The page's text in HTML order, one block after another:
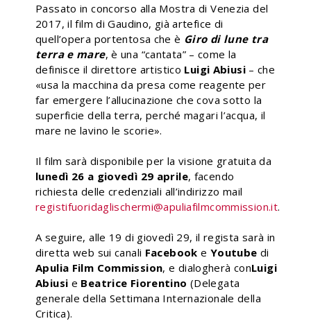
Passato in concorso alla Mostra di Venezia del
2017, il film di Gaudino, già artefice di
quell’opera portentosa che è Giro di lune tra
terra e mare, è una “cantata” – come la
definisce il direttore artistico Luigi Abiusi– che
«usa la macchina da presa come reagente per
far emergere l’allucinazione che cova sotto la
superficie della terra, perché magari l’acqua, il
mare ne lavino le scorie».
Il film sarà disponibile per la visione gratuita da
lunedì 26 a giovedì 29 aprile, facendo
richiesta delle credenziali all’indirizzo mail
registifuoridaglischermi@apuliafilmcommission.it.
A seguire, alle 19 di giovedì 29, il regista sarà in
diretta web sui canali Facebook e Youtube di
Apulia Film Commission, e dialogherà conLuigi
Abiusi e Beatrice Fiorentino (Delegata
generale della Settimana Internazionale della
Critica).